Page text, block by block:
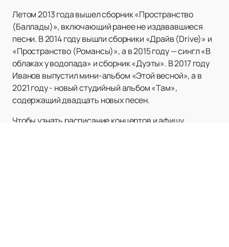
Летом 2013 года вышел сборник «Пространство
(Баллады)», включающий ранее не издававшиеся
песни. В 2014 году вышли сборники «Драйв (Drive)» и
«Пространство (Романсы)», а в 2015 году — сингл «В
облаках у водопада» и сборник «Дуэты». В 2017 году
Иванов выпустил мини-альбом «Этой весной», а в
2021 году - новый студийный альбом «Там»,
содержащий двадцать новых песен.
Чтобы узнать расписание концертов и афишу